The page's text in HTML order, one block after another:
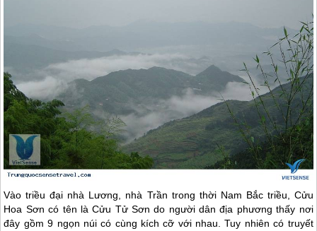
Vào triều đại nhà Lương, nhà Trần trong thời Nam Bắc triều, Cửu
Hoa Sơn có tên là Cửu Tử Sơn do người dân địa phương thấy nơi
đây gồm 9 ngọn núi có cùng kích cỡ với nhau. Tuy nhiên có truyết